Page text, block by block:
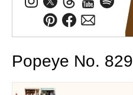
Popeye No. 829